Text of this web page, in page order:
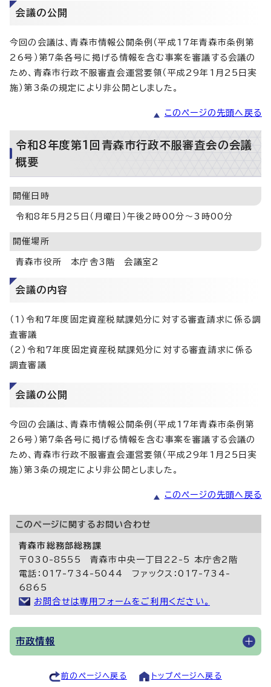
会議の公開
今回の会議は、青森市情報公開条例（平成17年青森市条例第
26号）第7条各号に掲げる情報を含む事案を審議する会議の
ため、青森市行政不服審査会運営要領（平成29年1月25日実
施）第3条の規定により非公開としました。
このページの先頭へ戻る
令和8年度第1回青森市行政不服審査会の会議
概要
開催日時
令和8年5月25日（月曜日）午後2時00分～3時00分
開催場所
青森市役所 本庁舎3階 会議室2
会議の内容
（1）令和7年度固定資産税賦課処分に対する審査請求に係る調
査審議
（2）令和7年度固定資産税賦課処分に対する審査請求に係る
調査審議
会議の公開
今回の会議は、青森市情報公開条例（平成17年青森市条例第
26号）第7条各号に掲げる情報を含む事案を審議する会議の
ため、青森市行政不服審査会運営要領（平成29年1月25日実
施）第3条の規定により非公開としました。
このページの先頭へ戻る
このページに関する お問い合わせ
青森市総務部総務課
〒030-8555 青森市中央一丁目22-5 本庁舎2階
電話：017-734-5044 ファックス：017-734-
6865
お問合せは専用フォームをご利用ください。
市政情報
前のページへ戻る トップページへ戻る